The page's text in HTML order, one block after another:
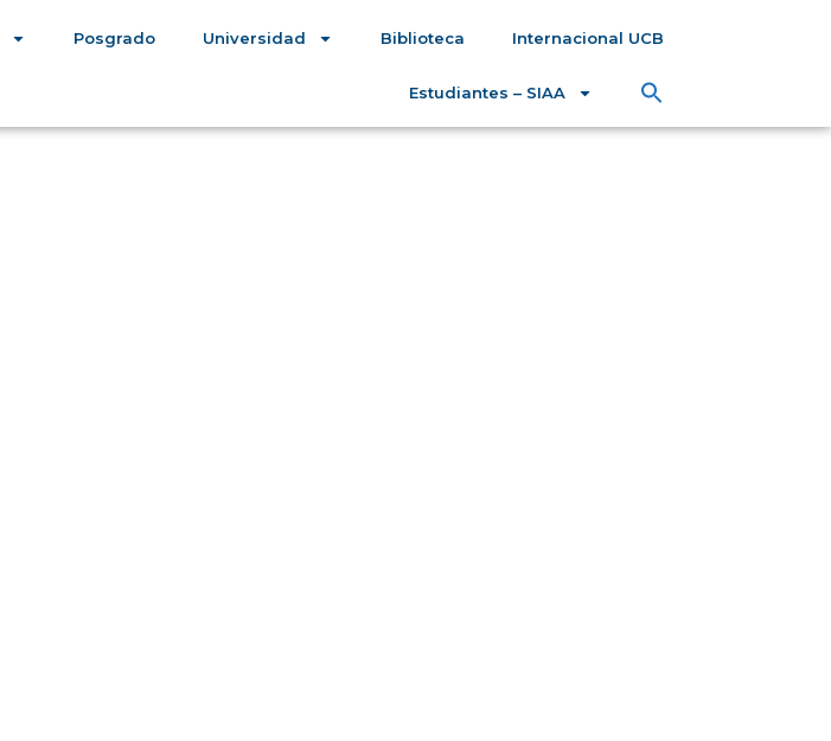
Posgrado Universidad Biblioteca Internacional UCB
Estudiantes – SIAA